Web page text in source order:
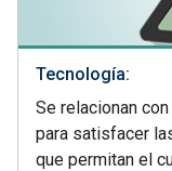
Tecnología:
Se relacionan
para satisfacer
que permitan el